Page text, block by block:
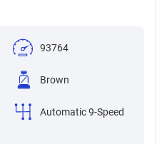
93764
Brown
Automatic 9-Speed